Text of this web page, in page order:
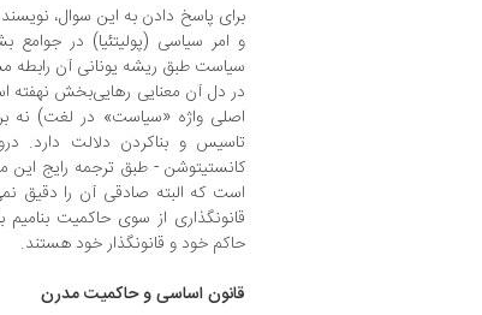
برای پاسخ دادن به این سوال،
و امر سیاسی (پولیتئیا) در
سیاست طبق ریشه یونانی آن رابطه
اصلی واژه «سیاست» در لغت) نه
تاسیس و بناکردن دلالت دارد.
کانستیتوشن - طبق ترجمه رایج
است که البته صادقی آن را دقیق
قانونگذاری از سوی حاکمیت
حاکم خود و قانونگذار خود هستند.
قانون اساسی و حاکمیت مدرن